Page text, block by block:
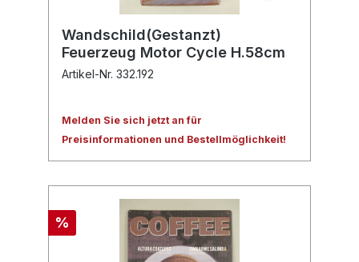
Wandschild(Gestanzt)
Feuerzeug Motor Cycle H.58cm
Artikel-Nr. 332.192
Melden Sie sich jetzt an für
Preisinformationen und Bestellmöglichkeit!
%